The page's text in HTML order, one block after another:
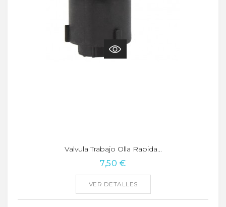
Valvula Trabajo Olla Rapida...
7,50 €
VER DETALLES